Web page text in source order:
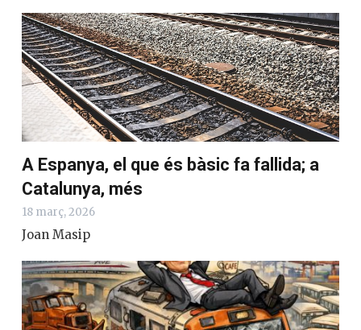
A Espanya, el que és bàsic fa fallida; a
Catalunya, més
18 març, 2026
Joan Masip